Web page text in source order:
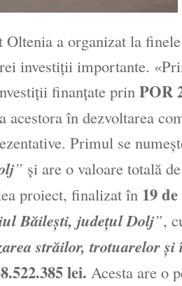
a organizat la
investiţii importante.
finanţate prin POR
acestora în dezvoltarea
Primul se
” şi are o valoare totală de
proiect, finalizat în 19
Băileşti, judeţul Dolj”,
străilor, trotuarelor
lei. Acesta are o